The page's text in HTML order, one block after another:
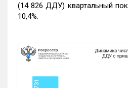
(14 826 ДДУ) квартальный
10,4%.